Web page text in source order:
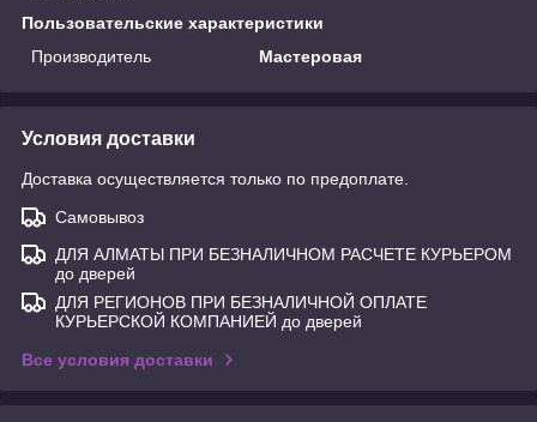
Пользовательские характеристики
Производитель
Мастеровая
Условия доставки
Доставка осуществляется только по предоплате.
Самовывоз
ДЛЯ АЛМАТЫ ПРИ БЕЗНАЛИЧНОМ РАСЧЕТЕ КУРЬЕРОМ
до дверей
ДЛЯ РЕГИОНОВ ПРИ БЕЗНАЛИЧНОЙ ОПЛАТЕ
КУРЬЕРСКОЙ КОМПАНИЕЙ до дверей
Все условия доставки